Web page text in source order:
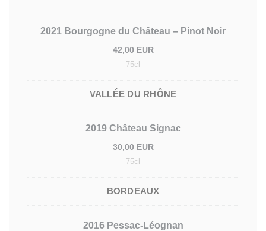
2021 Bourgogne du Château – Pinot Noir
42,00 EUR
75cl
VALLÉE DU RHÔNE
2019 Château Signac
30,00 EUR
75cl
BORDEAUX
2016 Pessac-Léognan